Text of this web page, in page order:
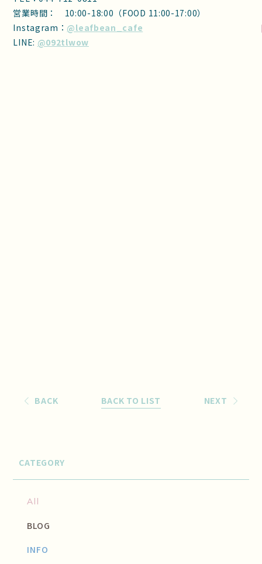
営業時間： 10:00-18:00（FOOD 11:00-17:00）
Instagram： @leafbean_cafe
LINE: @092tlwow
BACK BACK TO LIST NEXT
CATEGORY
All
BLOG
INFO